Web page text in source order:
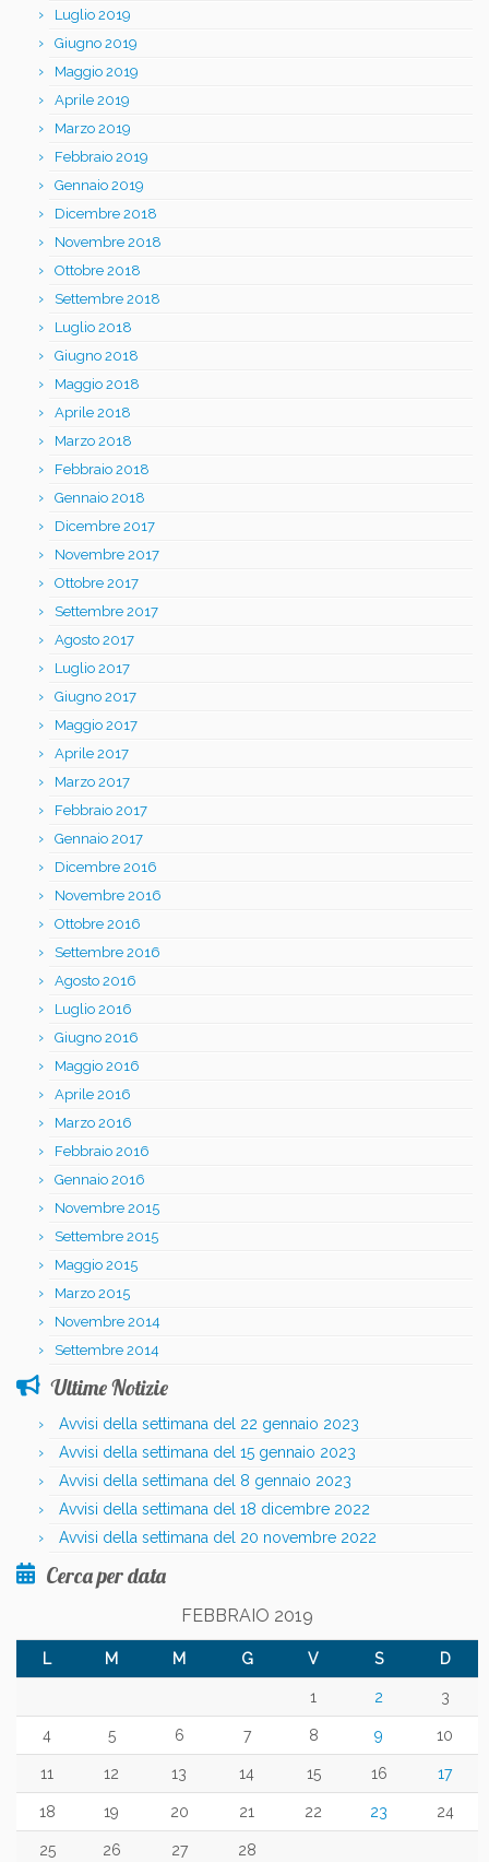
Luglio 2019
Giugno 2019
Maggio 2019
Aprile 2019
Marzo 2019
Febbraio 2019
Gennaio 2019
Dicembre 2018
Novembre 2018
Ottobre 2018
Settembre 2018
Luglio 2018
Giugno 2018
Maggio 2018
Aprile 2018
Marzo 2018
Febbraio 2018
Gennaio 2018
Dicembre 2017
Novembre 2017
Ottobre 2017
Settembre 2017
Agosto 2017
Luglio 2017
Giugno 2017
Maggio 2017
Aprile 2017
Marzo 2017
Febbraio 2017
Gennaio 2017
Dicembre 2016
Novembre 2016
Ottobre 2016
Settembre 2016
Agosto 2016
Luglio 2016
Giugno 2016
Maggio 2016
Aprile 2016
Marzo 2016
Febbraio 2016
Gennaio 2016
Novembre 2015
Settembre 2015
Maggio 2015
Marzo 2015
Novembre 2014
Settembre 2014
Ultime Notizie
Avvisi della settimana del 22 gennaio 2023
Avvisi della settimana del 15 gennaio 2023
Avvisi della settimana del 8 gennaio 2023
Avvisi della settimana del 18 dicembre 2022
Avvisi della settimana del 20 novembre 2022
Cerca per data
FEBBRAIO 2019
L M M G V S D
1 2 3
4 5 6 7 8 9 10
11 12 13 14 15 16 17
18 19 20 21 22 23 24
25 26 27 28